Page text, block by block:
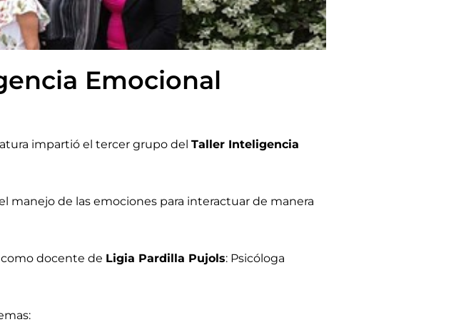
Emocional
impartió el tercer grupo del Taller Inteligencia
de las emociones para interactuar de manera
como docente de Ligia Pardilla Pujols: Psicóloga